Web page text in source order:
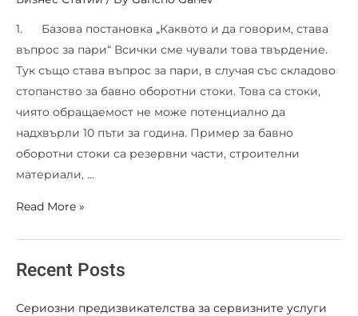
1. Базова постановка „Каквото и да говорим, става
въпрос за пари“ Всички сме чували това твърдение.
Тук също става въпрос за пари, в случая със складово
стопанство за бавно оборотни стоки. Това са стоки,
чиято обращаемост не може потенциално да
надхвърли 10 пъти за година. Пример за бавно
оборотни стоки са резервни части, строителни
материали, …
Read More »
Recent Posts
Сериозни предизвикателства за сервизните услуги